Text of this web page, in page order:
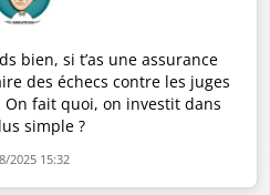
bien, si t’as une assurance
des échecs contre les juges
fait quoi, on investit dans
simple ?
2025 15:32